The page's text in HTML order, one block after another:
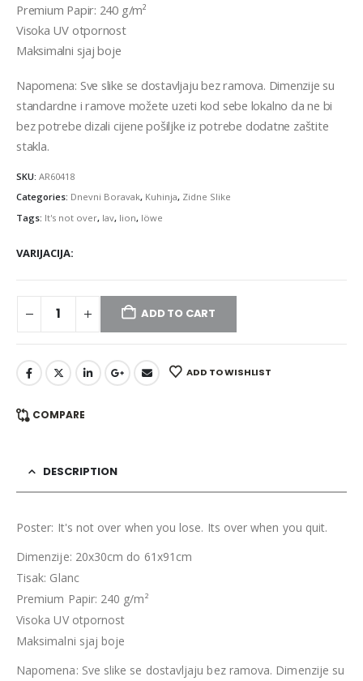
Premium Papir: 240 g/m²
Visoka UV otpornost
Maksimalni sjaj boje
Napomena: Sve slike se dostavljaju bez ramova. Dimenzije su
standardne i ramove možete uzeti kod sebe lokalno da ne bi
bez potrebe dizali cijene pošiljke iz potrebe dodatne zaštite
stakla.
SKU: AR60418
Categories: Dnevni Boravak, Kuhinja, Zidne Slike
Tags: It's not over, lav, lion, löwe
VARIJACIJA
ADD TO CART
ADD TO WISHLIST
COMPARE
DESCRIPTION
Poster: It's not over when you lose. Its over when you quit.
Dimenzije: 20x30cm do 61x91cm
Tisak: Glanc
Premium Papir: 240 g/m²
Visoka UV otpornost
Maksimalni sjaj boje
Napomena: Sve slike se dostavljaju bez ramova. Dimenzije su